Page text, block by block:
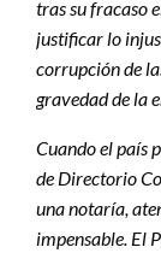
tras su fracaso
justificar lo
corrupción de
gravedad de la
Cuando el país
de Directorio
una notaría,
impensable. El